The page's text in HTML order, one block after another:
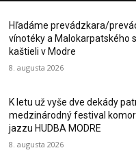
Hľadáme prevádzkara/
vínotéky a Malokarpatského
kaštieli v Modre
8. augusta 2026
K letu už vyše dve dekády
medzinárodný festival
jazzu HUDBA MODRE
8. augusta 2026